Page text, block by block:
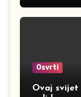
Osvrti
Ovaj svijet